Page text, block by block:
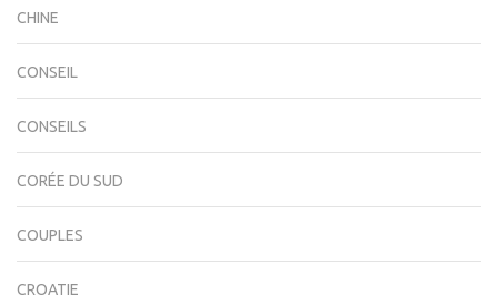
CHINE
CONSEIL
CONSEILS
CORÉE DU SUD
COUPLES
CROATIE